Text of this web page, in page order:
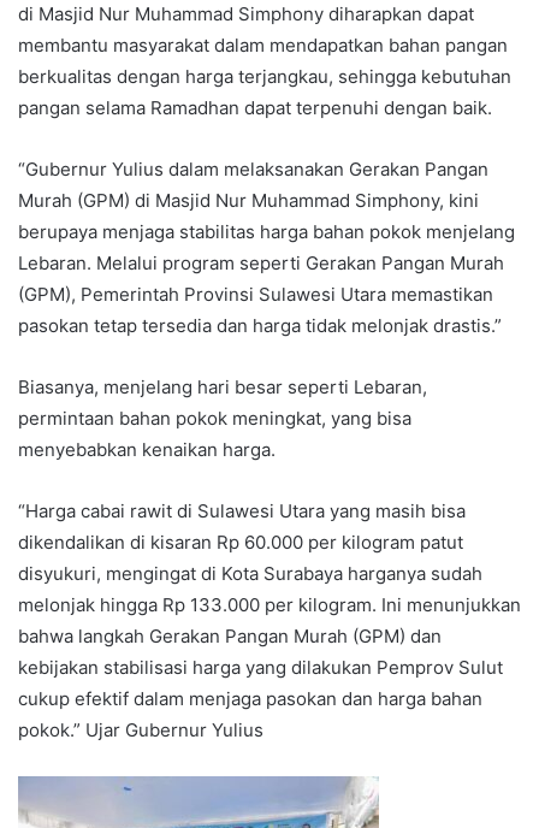
di Masjid Nur Muhammad Simphony diharapkan dapat
membantu masyarakat dalam mendapatkan bahan pangan
berkualitas dengan harga terjangkau, sehingga kebutuhan
pangan selama Ramadhan dapat terpenuhi dengan baik.
“Gubernur Yulius dalam melaksanakan Gerakan Pangan
Murah (GPM) di Masjid Nur Muhammad Simphony, kini
berupaya menjaga stabilitas harga bahan pokok menjelang
Lebaran. Melalui program seperti Gerakan Pangan Murah
(GPM), Pemerintah Provinsi Sulawesi Utara memastikan
pasokan tetap tersedia dan harga tidak melonjak drastis.”
Biasanya, menjelang hari besar seperti Lebaran,
permintaan bahan pokok meningkat, yang bisa
menyebabkan kenaikan harga.
“Harga cabai rawit di Sulawesi Utara yang masih bisa
dikendalikan di kisaran Rp 60.000 per kilogram patut
disyukuri, mengingat di Kota Surabaya harganya sudah
melonjak hingga Rp 133.000 per kilogram. Ini menunjukkan
bahwa langkah Gerakan Pangan Murah (GPM) dan
kebijakan stabilisasi harga yang dilakukan Pemprov Sulut
cukup efektif dalam menjaga pasokan dan harga bahan
pokok.” Ujar Gubernur Yulius